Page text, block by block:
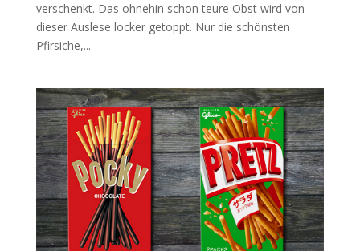
verschenkt. Das ohnehin schon teure Obst wird von
dieser Auslese locker getoppt. Nur die schönsten
Pfirsiche,...